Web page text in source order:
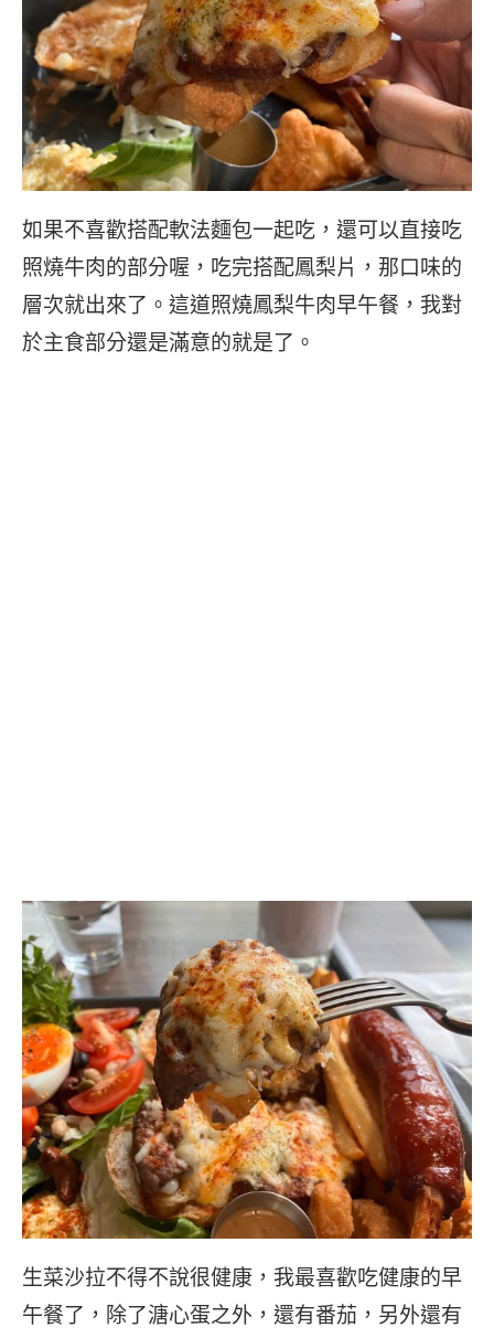
如果不喜歡搭配軟法麵包一起吃，還可以直接吃
照燒牛肉的部分喔，吃完搭配鳳梨片，那口味的
層次就出來了。這道照燒鳳梨牛肉早午餐，我對
於主食部分還是滿意的就是了。
生菜沙拉不得不說很健康，我最喜歡吃健康的早
午餐了，除了溏心蛋之外，還有番茄，另外還有